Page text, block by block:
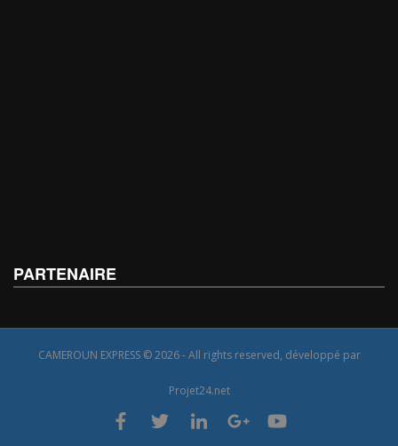
PARTENAIRE
CAMEROUN EXPRESS © 2026 - All rights reserved, développé par
Projet24.net